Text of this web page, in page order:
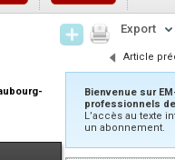
Export
Article
Bienvenue sur
professionnels
L’accès au texte
un abonnement.